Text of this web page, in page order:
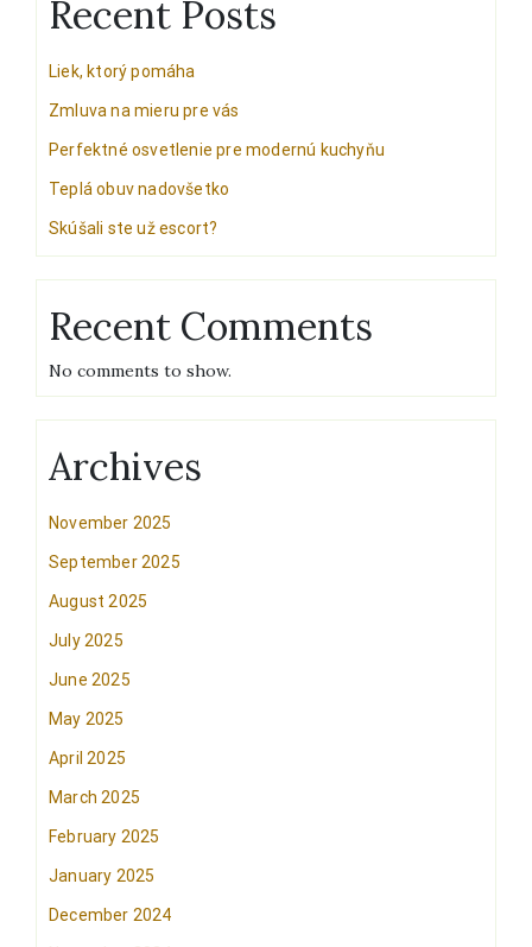
Recent Posts
Liek, ktorý pomáha
Zmluva na mieru pre vás
Perfektné osvetlenie pre modernú kuchyňu
Teplá obuv nadovšetko
Skúšali ste už escort?
Recent Comments
No comments to show.
Archives
November 2025
September 2025
August 2025
July 2025
June 2025
May 2025
April 2025
March 2025
February 2025
January 2025
December 2024